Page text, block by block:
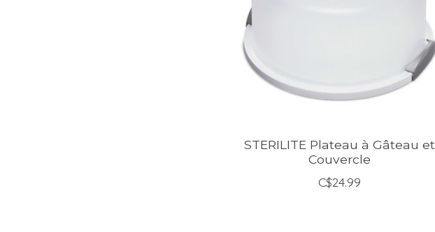
STERILITE Plateau à Gâteau et
Couvercle
C$24.99